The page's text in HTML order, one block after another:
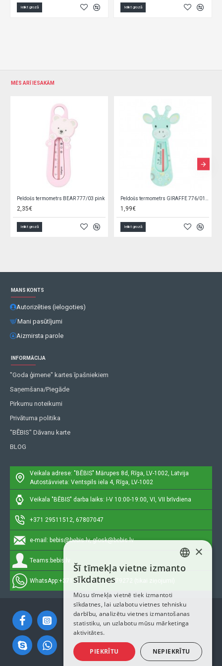
Ielikt grozā Ielikt grozā
MĒS ARĪ IESAKĀM
Peldošs termometrs GIRAFFE 776/03 white
1,99€
Ielikt grozā
Termometrs ūdens GIRAFFE AKUKU A0394
2,35€
Ielikt grozā
MANS KONTS
Autorizēties (ielogoties)
Mani pasūtījumi
Aizmirsta parole
INFORMĀCIJA
"Goda ģimene" kartes īpašniekiem
Saņemšana/Piegāde
Pirkumu noteikumi
Privātuma politika
"BĒBIS" Dāvanu karte
BLOG
Veikala adrese: "BĒBIS" Mārupes 8d, Rīga, LV-1002, Latvija
Autostāvvieta: Ventspils iela 4, Rīga, LV-1002
Veikala "BĒBIS" darba laiks: I-V 10:00-19:00, VI, VII brīvdiena
+371 29511512, 67807047
e-mail: bebis@bebis.lv, glosk@bebis.lv
Teams: bebis.lv
WhatsApp:+371 29511512, 20579272 (tikai ziņojumi)
LATVIAN
ENGLISH
×
Šī tīmekļa vietne izmanto
sīkdatnes
Mūsu tīmekļa vietnē tiek izmantoti
sīkdatnes, lai uzlabotu vietnes tehnisku
darbību, analizētu vietnes izmantošanas
statistiku, un uzlabotu mūsu mārketinga
aktivitātes.
PIEKRĪTU NEPIEKRĪTU